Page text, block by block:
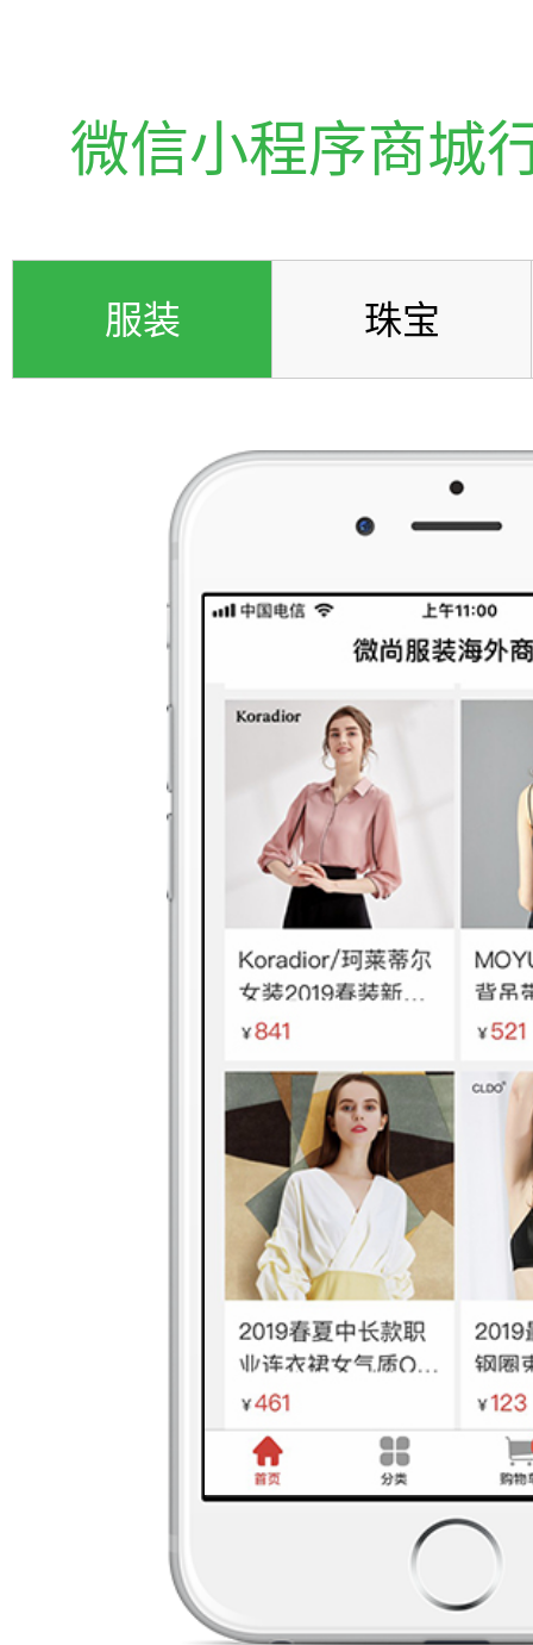
微信小程序商城
服装 珠宝